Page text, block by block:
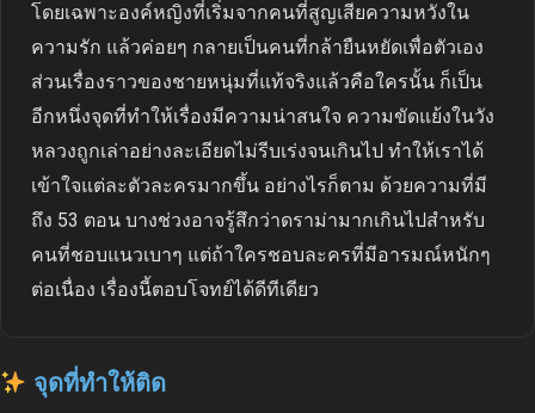
โดยเฉพาะองค์หญิงที่เริ่มจากคนที่สูญเสียความหวังใน
ความรัก แล้วค่อยๆ กลายเป็นคนที่กล้ายืนหยัดเพื่อตัวเอง
ส่วนเรื่องราวของชายหนุ่มที่แท้จริงแล้วคือใครนั้น ก็เป็น
อีกหนึ่งจุดที่ทำให้เรื่องมีความน่าสนใจ ความขัดแย้งในวัง
หลวงถูกเล่าอย่างละเอียดไม่รีบเร่งจนเกินไป ทำให้เราได้
เข้าใจแต่ละตัวละครมากขึ้น อย่างไรก็ตาม ด้วยความที่มี
ถึง 53 ตอน บางช่วงอาจรู้สึกว่าดราม่ามากเกินไปสำหรับ
คนที่ชอบแนวเบาๆ แต่ถ้าใครชอบละครที่มีอารมณ์หนักๆ
ต่อเนื่อง เรื่องนี้ตอบโจทย์ได้ดีทีเดียว
จุดที่ทำให้ติด